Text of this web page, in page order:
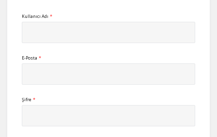
Kullanıcı Adı *
E-Posta *
Şifre *